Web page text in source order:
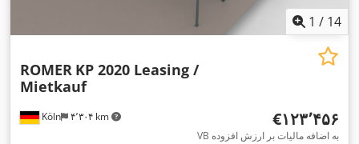
1 / 14
Köln ۴٬۳۰۴ km
ROMER KP 2020 Leasing /
Mietkauf
‎€۱۲۳٬۴۵۶
VB به اضافه مالیات بر ارزش افزوده